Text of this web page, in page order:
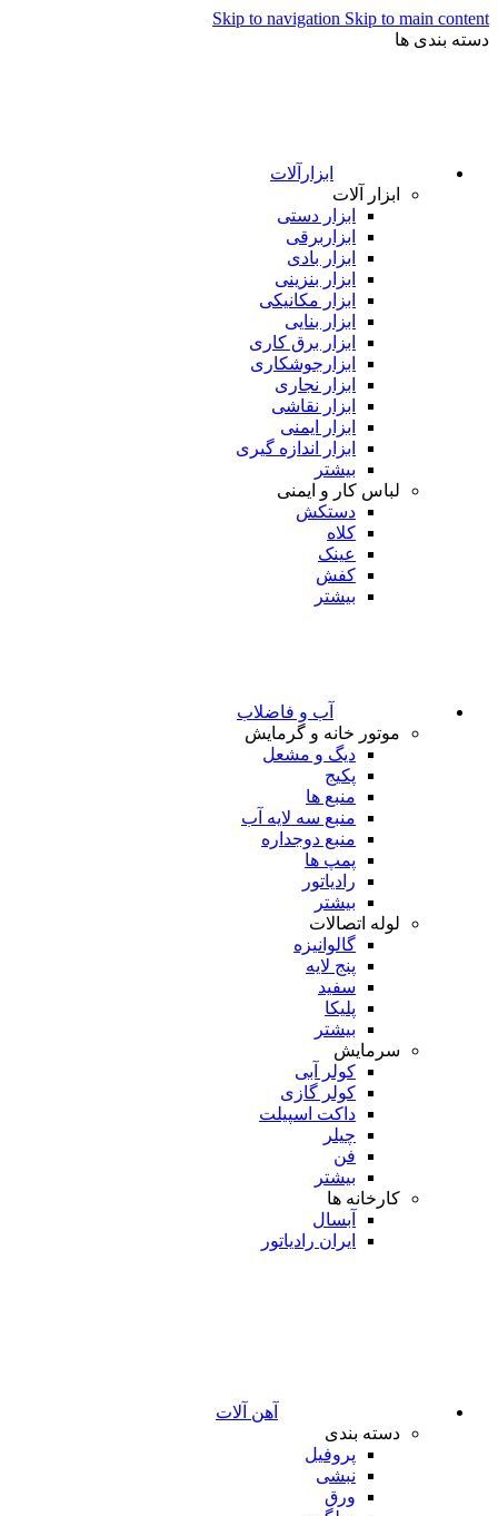
Skip to navigation Skip to main content
دسته بندی ها
ابزارآلات
ابزار آلات
ابزار دستی
ابزاربرقی
ابزار بادی
ابزار بنزینی
ابزار مکانیکی
ابزار بنایی
ابزار برق کاری
ابزارجوشکاری
ابزار نجاری
ابزار نقاشی
ابزار ایمنی
ابزار اندازه گیری
بیشتر
لباس کار و ایمنی
دستکش
کلاه
عینک
کفش
بیشتر
آب و فاضلاب
موتور خانه و گرمایش
دیگ و مشعل
پکیج
منبع ها
منبع سه لایه آب
منبع دوجداره
پمپ ها
رادیاتور
بیشتر
لوله اتصالات
گالوانیزه
پنج لایه
سفید
پلیکا
بیشتر
سرمایش
کولر آبی
کولر گازی
داکت اسپیلت
چیلر
فن
بیشتر
کارخانه ها
آبسال
ایران رادیاتور
آهن آلات
دسته بندی
پروفیل
نبشی
ورق